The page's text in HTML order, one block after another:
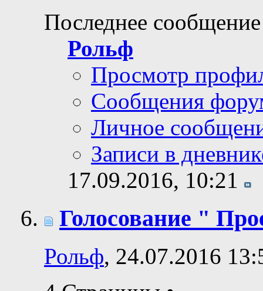
Последнее
Рольф
Просмотр
Сообщения
Личное
Записи в
17.09.2016, 10:21
Голосование "
Рольф, 24.07.2016